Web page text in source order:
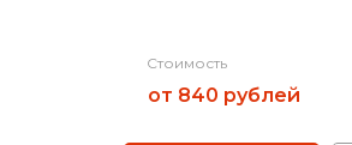
Стоимость
от 840 рублей